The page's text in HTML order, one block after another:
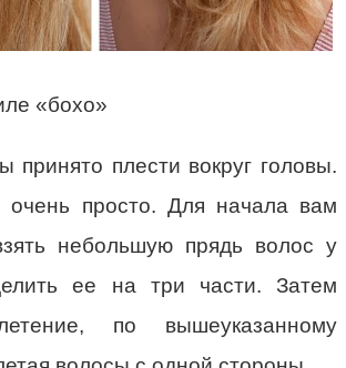
«бохо»
принято плести вокруг головы.
очень просто. Для начала вам
небольшую прядь волос у
ее на три части. Затем
по вышеуказанному